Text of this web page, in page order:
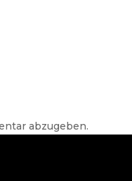
abzugeben.